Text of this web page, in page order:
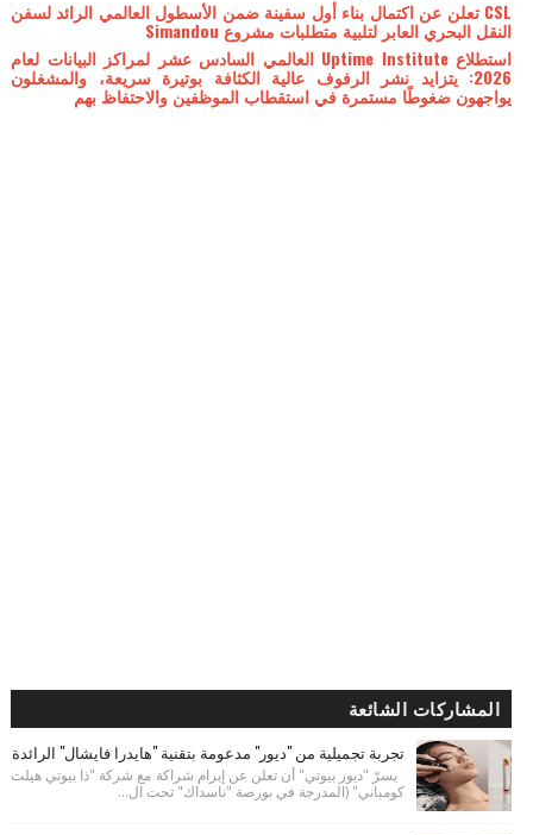
CSL تعلن عن اكتمال بناء أول سفينة ضمن الأسطول العالمي الرائد لسفن
النقل البحري العابر لتلبية متطلبات مشروع Simandou
استطلاع Uptime Institute العالمي السادس عشر لمراكز البيانات لعام
2026: يتزايد نشر الرفوف عالية الكثافة بوتيرة سريعة، والمشغلون
يواجهون ضغوطًا مستمرة في استقطاب الموظفين والاحتفاظ بهم
المشاركات الشائعة
تجربة تجميلية من "ديور" مدعومة بتقنية "هايدرا فايشال" الرائدة
يسرّ "ديور بيوتي" أن تعلن عن إبرام شراكة مع شركة "ذا بيوتي هيلث
كومباني" (المدرجة في بورصة "ناسداك" تحت ال...